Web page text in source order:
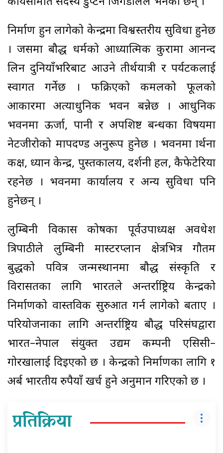
निर्माण हुन लागेको केन्द्रमा विश्वस्तरीय सुविधा हुनेछ
। जसमा बौद्ध धर्मको आध्यात्मिक कुरामा आनन्द
लिन दुनियाँभरिबाट आउने तीर्थयात्री र पर्यटकलाई
स्वागत गर्नेछ । फक्रिएको कमलको फूलको
आकारमा अत्याधुनिक भवन बन्नेछ । आधुनिक
भवनमा ऊर्जा, पानी र अपशिष्ट प्रबन्धका विषयमा
नेटजीरोको मापदण्ड अनुरूप हुनेछ । भवनमा प्रार्थना
कक्ष, ध्यान केन्द्र, पुस्तकालय, प्रदर्शनी हल, कैफेटेरिया
रहनेछ । भवनमा कार्यालय र अन्य सुविधा पनि
हुनेछन् ।
लुम्बिनी विकास कोषका पूर्वउपाध्यक्ष अवधेश
त्रिपाठीले लुम्बिनी मास्टरप्लान क्षेत्रभित्र गौतम
बुद्धको पवित्र जन्मस्थानमा बौद्ध संस्कृति र
विरासतका लागि भारतले अन्तर्राष्ट्रिय केन्द्रको
निर्माणको वास्तविक सुरुआत गर्न लागेको बताए ।
परियोजनाका लागि अन्तर्राष्ट्रिय बौद्ध परिसंघद्वारा
भारत–नेपाल संयुक्त उद्यम कम्पनी एसिसी–
गोरखालाई दिइएको छ । केन्द्रको निर्माणका लागि १
अर्ब भारतीय रुपैयाँ खर्च हुने अनुमान गरिएको छ ।
प्रतिक्रिया